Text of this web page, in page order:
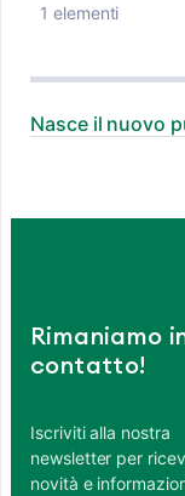
1 elementi
Nasce il nuovo
Rimaniamo
contatto!
Iscriviti alla nostra
newsletter per
novità e